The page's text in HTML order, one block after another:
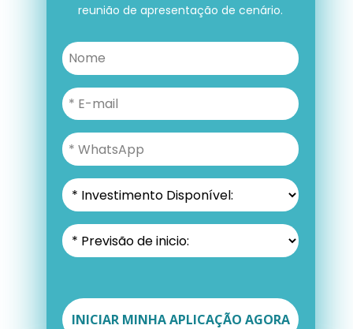
O primeiro passo é preencher
sua aplicação.
reunião de apresentação de cenário.
INICIAR MINHA APLICAÇÃO AGORA